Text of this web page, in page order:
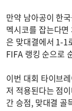
만약 남아공이 한
멕시코를 잡는다
은 맞대결에서 1-1
FIFA 랭킹 순으로
이번 대회 타이브
저 적용된다는 점
간 승점, 맞대결 골